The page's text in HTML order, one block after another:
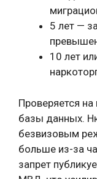
5 лет —
10 лет
Проверяется
базы данных.
безвизовым
больше из-за
запрет